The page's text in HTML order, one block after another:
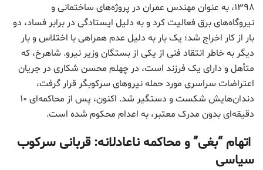
۱۳۹۸، به عنوان مهندس عمران در پروژه‌های ساختمانی و
نیروگاه‌های برق فعالیت کرد و به دلیل ایستادگی در برابر فساد، دو
بار از کار اخراج شد؛ یک بار به دلیل عدم همراهی با اختلاس و بار
دیگر به خاطر انتقاد فنی از یکی از بستگان وزیر نیرو. شاهرخ، که
متأهل و دارای یک فرزند است، در چهلم محسن شکاری در جریان
اعتراضات سراسری مورد حمله نیروهای سرکوبگر قرار گرفت،
دندان‌هایش شکست و دستگیر شد. اکنون، پس از محاکمه‌ای ۱۰
دقیقه‌ای بدون مدرک معتبر، به اعدام محکوم شده است.
اتهام “بغی” و محاکمه ناعادلانه: قربانی سرکوب
سیاسی